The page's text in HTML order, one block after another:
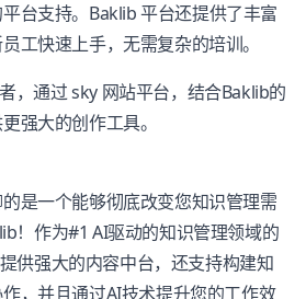
台支持。Baklib 平台还提供了丰富
工快速上手，无需复杂的培训。
，通过 sky 网站平台，结合Baklib的
强大的创作工具。
是一个能够彻底改变您知识管理需
作为#1 AI驱动的知识管理领域的
供强大的内容中台，还支持构建知
，并且通过AI技术提升您的工作效